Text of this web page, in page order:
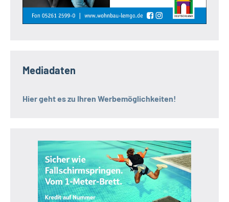
Mediadaten
Hier geht es zu Ihren Werbemöglichkeiten!